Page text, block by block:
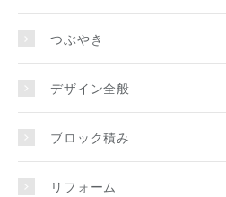
つぶやき
デザイン全般
ブロック積み
リフォーム